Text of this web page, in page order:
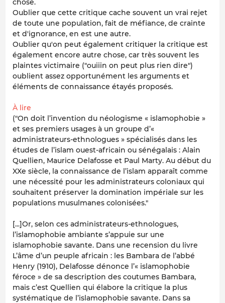
Oublier que cette critique cache souvent un vrai rejet
de toute une population, fait de méfiance, de crainte
et d'ignorance, en est une autre.
Oublier qu'on peut également critiquer la critique est
également encore autre chose, car très souvent les
plaintes victimaire ("ouiiin on peut plus rien dire")
oublient assez opportunément les arguments et
éléments de connaissance étayés proposés.
À lire
("On doit l’invention du néologisme « islamophobie »
et ses premiers usages à un groupe d’«
administrateurs-ethnologues » spécialisés dans les
études de l’islam ouest-africain ou sénégalais : Alain
Quellien, Maurice Delafosse et Paul Marty. Au début du
XXe siècle, la connaissance de l’islam apparaît comme
une nécessité pour les administrateurs coloniaux qui
souhaitent préserver la domination impériale sur les
populations musulmanes colonisées."
[...]Or, selon ces administrateurs-ethnologues,
l’islamophobie ambiante s’appuie sur une
islamophobie savante. Dans une recension du livre
L’âme d’un peuple africain : les Bambara de l’abbé
Henry (1910), Delafosse dénonce l’« islamophobie
féroce » de sa description des coutumes Bambara,
mais c’est Quellien qui élabore la critique la plus
systématique de l’islamophobie savante. Dans sa